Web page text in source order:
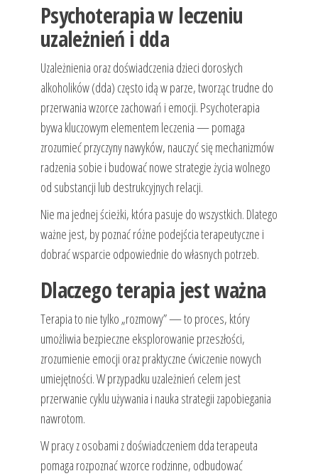
Psychoterapia w leczeniu
uzależnień i dda
Uzależnienia oraz doświadczenia dzieci dorosłych
alkoholików (dda) często idą w parze, tworząc trudne do
przerwania wzorce zachowań i emocji. Psychoterapia
bywa kluczowym elementem leczenia — pomaga
zrozumieć przyczyny nawyków, nauczyć się mechanizmów
radzenia sobie i budować nowe strategie życia wolnego
od substancji lub destrukcyjnych relacji.
Nie ma jednej ścieżki, która pasuje do wszystkich. Dlatego
ważne jest, by poznać różne podejścia terapeutyczne i
dobrać wsparcie odpowiednie do własnych potrzeb.
Dlaczego terapia jest ważna
Terapia to nie tylko „rozmowy” — to proces, który
umożliwia bezpieczne eksplorowanie przeszłości,
zrozumienie emocji oraz praktyczne ćwiczenie nowych
umiejętności. W przypadku uzależnień celem jest
przerwanie cyklu używania i nauka strategii zapobiegania
nawrotom.
W pracy z osobami z doświadczeniem dda terapeuta
pomaga rozpoznać wzorce rodzinne, odbudować